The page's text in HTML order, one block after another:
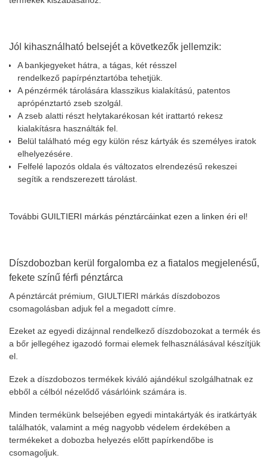
Jól kihasználható belsejét a következők jellemzik:
A bankjegyeket hátra, a tágas, két résszel
rendelkező papírpénztartóba tehetjük.
A pénzérmék tárolására klasszikus kialakítású, patentos
aprópénztartó zseb szolgál.
A zseb alatti részt helytakarékosan két irattartó rekesz
kialakításra használták fel.
Belül található még egy külön rész kártyák és személyes iratok
elhelyezésére.
Felfelé lapozós oldala és változatos elrendezésű rekeszei
segítik a rendszerezett tárolást.
További GUILTIERI márkás pénztárcáinkat ezen a linken éri el!
Díszdobozban kerül forgalomba ez a fiatalos megjelenésű,
fekete színű férfi pénztárca
A pénztárcát prémium, GIULTIERI márkás díszdobozos
csomagolásban adjuk fel a megadott címre.
Ezeket az egyedi dizájnnal rendelkező díszdobozokat a termék és
a bőr jellegéhez igazodó formai elemek felhasználásával készítjük
el.
Ezek a díszdobozos termékek kiváló ajándékul szolgálhatnak ez
ebből a célból nézelődő vásárlóink számára is.
Minden termékünk belsejében egyedi mintakártyák és iratkártyák
találhatók, valamint a még nagyobb védelem érdekében a
termékeket a dobozba helyezés előtt papírkendőbe is
csomagoljuk.